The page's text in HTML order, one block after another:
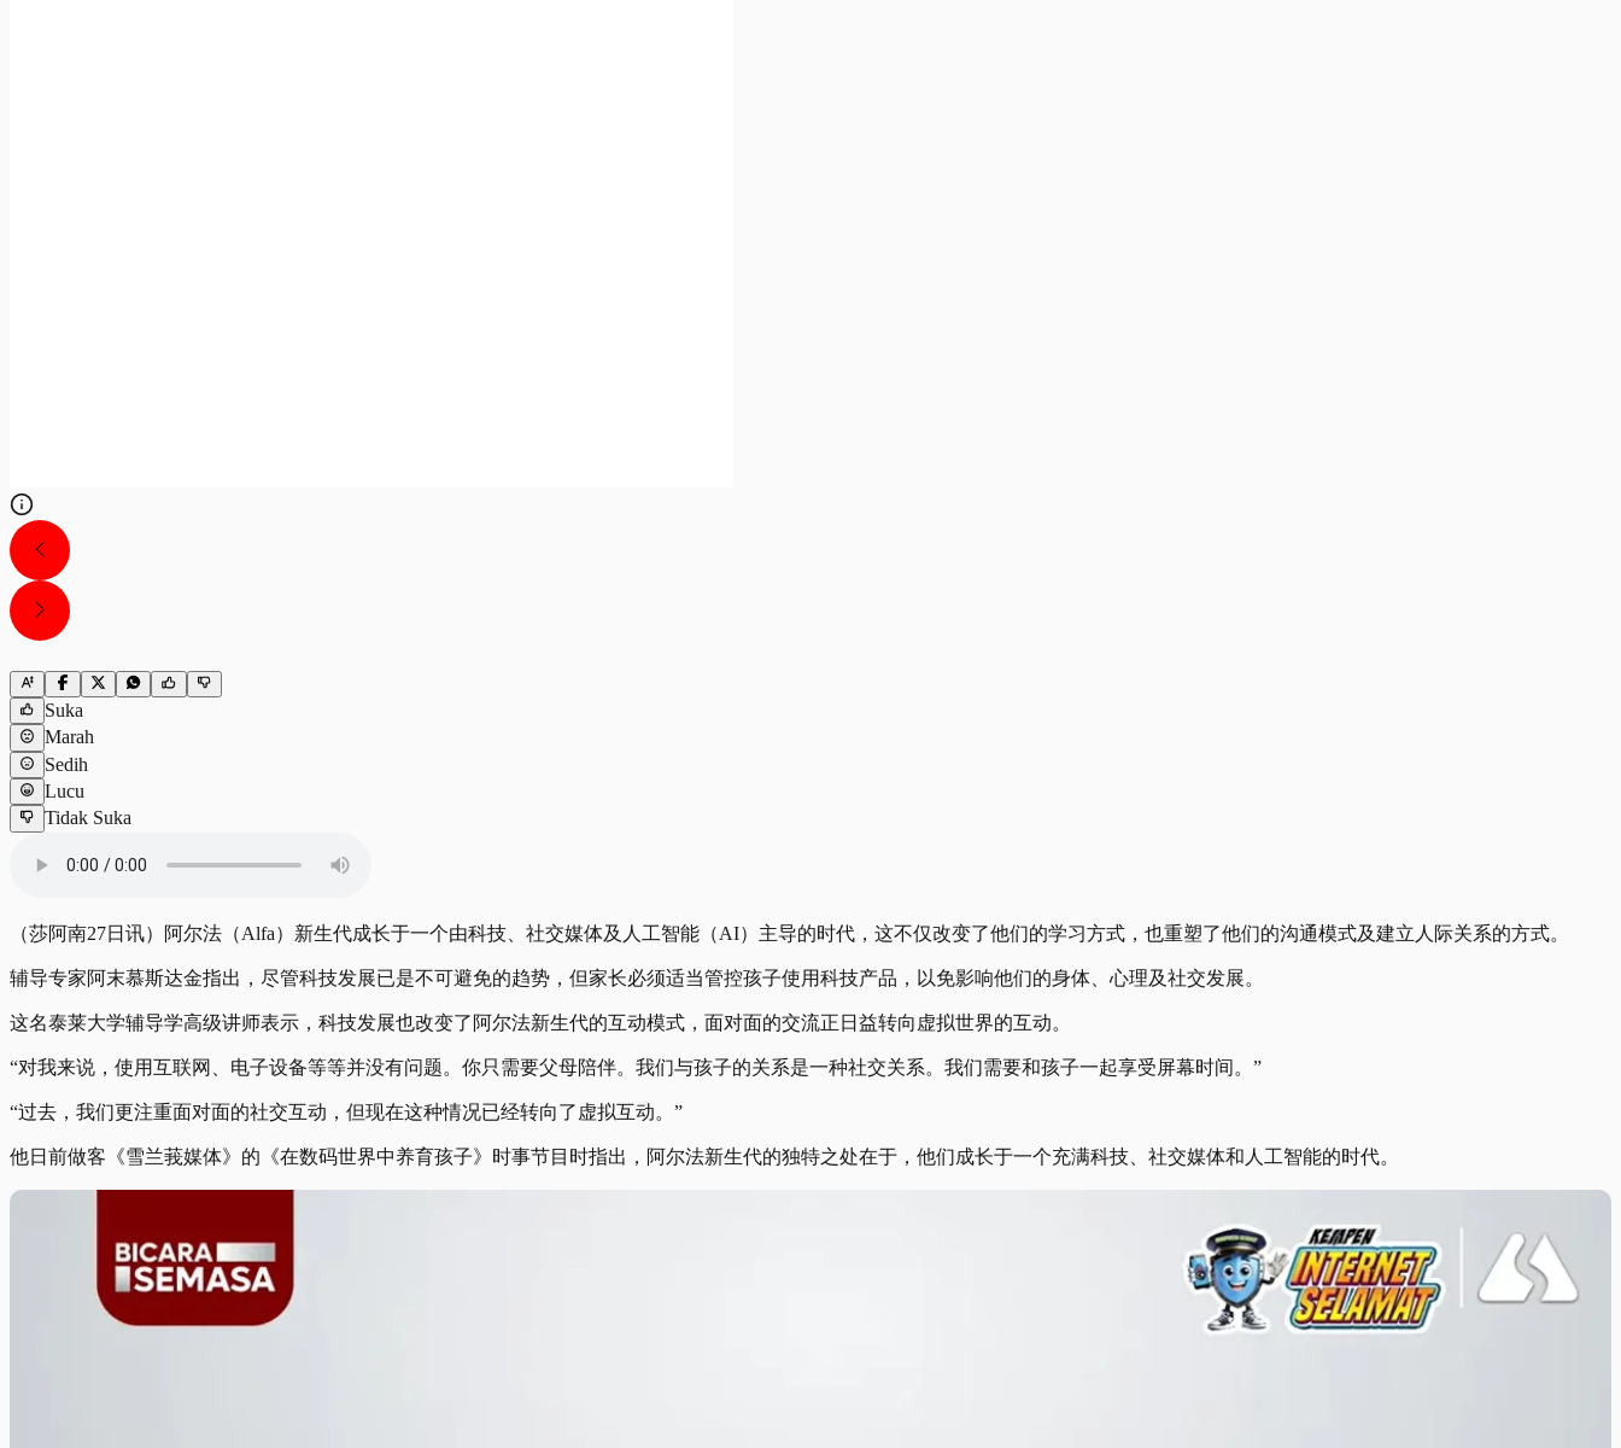
Suka
Marah
Sedih
Lucu
Tidak Suka
（莎阿南27日讯）阿尔法（Alfa） 新生代成长于一个由科技、社交媒体及人工智能（AI）主导的时代，这不仅改变了他们的学习方式，也重塑了他们的沟通模式及建立人际关系的方式。
辅导专家阿末慕斯达金指出，尽管科技发展已是不可避免的趋势，但家长必须适当管控孩子使用科技产品，以免影响他们的身体、心理及社交发展。
这名泰莱大学辅导学高级讲师表示，科技发展也改变了阿尔法新生代的互动模式，面对面的交流正日益转向虚拟世界的互动。
“对我来说，使用互联网、电子设备等等并没有问题。你只需要父母陪伴。我们与孩子的关系是一种社交关系。我们需要和孩子一起享受屏幕时间。”
“过去，我们更注重面对面的社交互动，但现在这种情况已经转向了虚拟互动。”
他日前做客《雪兰莪媒体》的《在数码世界中养育孩子》时事节目时指出，阿尔法新生代的独特之处在于，他们成长于一个充满科技、社交媒体和人工智能的时代。